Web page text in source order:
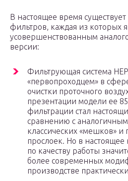
В настоящее время
фильтров, каждая из которых
усовершенствованным
версии:
Фильтрующая система
«первопроходцем» в
очистки проточного
презентации модели ее
фильтрации стал
сравнению с
классических «мешков» и
прослоек. Но в
по качеству работы
более современных
производстве